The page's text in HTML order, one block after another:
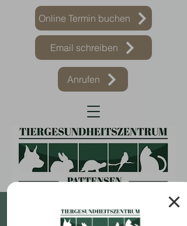
Online Termin buchen
Email schreiben
Anrufen
Impressum